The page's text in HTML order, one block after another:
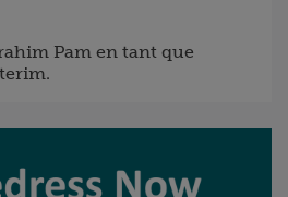
Pam en tant que